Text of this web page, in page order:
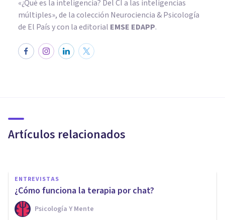
«¿Qué es la inteligencia? Del CI a las inteligencias
múltiples», de la colección Neurociencia & Psicología
de El País y con la editorial EMSE EDAPP.
Artículos relacionados
cambio a mejor
ENTREVISTAS
¿Cómo funciona la terapia por chat?
Psicología Y Mente